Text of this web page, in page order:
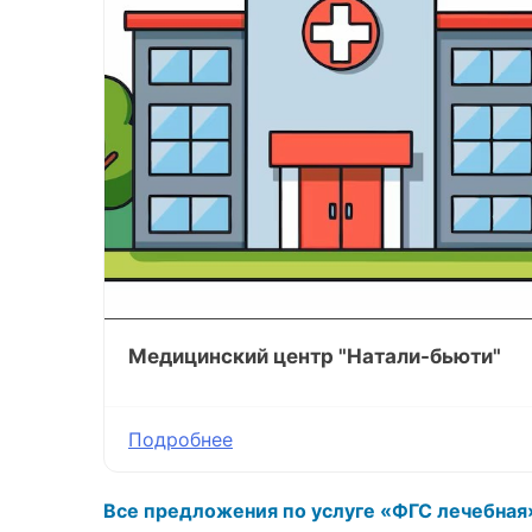
Медицинский центр "Натали-бьюти"
Подробнее
Все предложения по услуге «ФГС